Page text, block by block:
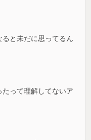
と未だに思ってるん
って理解してないア